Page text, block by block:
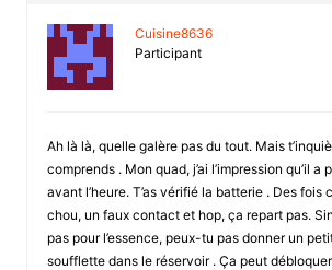
Cuisine8636
Participant
Ah là là, quelle galère pas du tout. Mais
comprends . Mon quad, j’ai l’impression qu’il a
avant l’heure. T’as vérifié la batterie . Des fois
chou, un faux contact et hop, ça repart pas.
pas pour l’essence, peux-tu pas donner un
soufflette dans le réservoir . Ça peut